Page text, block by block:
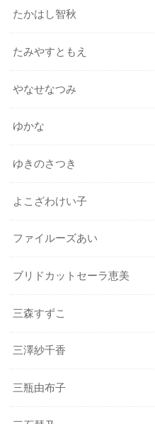
たかはし智秋
たみやすともえ
やなせなつみ
ゆかな
ゆきのさつき
よこざわけい子
ファイルーズあい
ブリドカットセーラ恵美
三森すずこ
三澤紗千香
三瓶由布子